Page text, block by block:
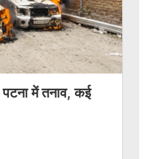
में तनाव, कई